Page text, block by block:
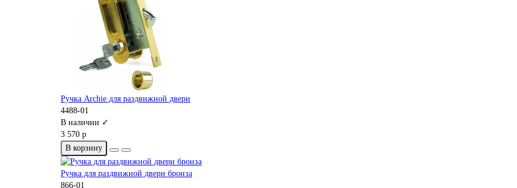
Ручка Archie для раздвижной двери
4488-01
В наличии ✓
3 570 р
В корзину
Ручка для раздвижной двери бронза
866-01